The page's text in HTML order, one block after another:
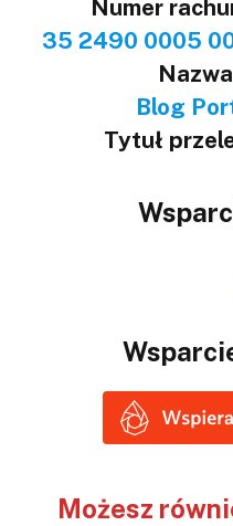
Numer
35 2490 0005
Blog
Tytuł
Możesz